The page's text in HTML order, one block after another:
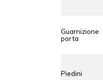
Guarnizione
porta
Piedini